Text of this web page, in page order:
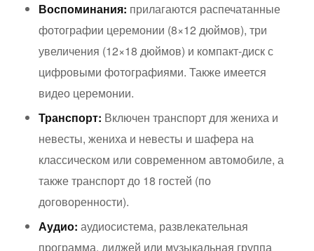
Воспоминания: прилагаются распечатанные
фотографии церемонии (8×12 дюймов), три
увеличения (12×18 дюймов) и компакт-диск с
цифровыми фотографиями. Также имеется
видео церемонии.
Транспорт: Включен транспорт для жениха и
невесты, жениха и невесты и шафера на
классическом или современном автомобиле, а
также транспорт до 18 гостей (по
договоренности).
Аудио: аудиосистема, развлекательная
программа, диджей или музыкальная группа